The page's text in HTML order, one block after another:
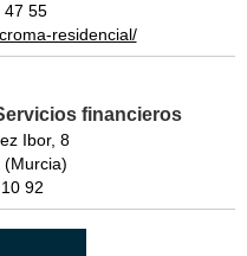
47 55
residencial/
financieros
Ibor, 8
(Murcia)
92